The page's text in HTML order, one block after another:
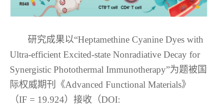
研究成果以“Heptamethine Cyanine Dyes with
Ultra-efficient Excited-state Nonradiative Decay for
Synergistic Photothermal Immunotherapy”为题被国
际权威期刊《Advanced Functional Materials》
（IF = 19.924）接收（DOI: